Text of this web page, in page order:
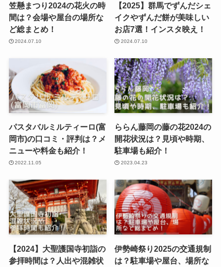
笠懸まつり2024の花火の時
間は？会場や屋台の場所な
ど総まとめ！
2024.07.10
【2025】群馬でずんだシェ
イクやずんだ餅が美味しい
お店7選！インスタ映え！
2024.07.10
パスタバルミルティーロ(富
岡市)の口コミ・評判は？メ
ニューや料金も紹介！
2022.11.05
ららん藤岡の藤の花2024の
開花状況は？見頃や時期、
駐車場も紹介！
2023.04.23
【2024】大聖護国寺初詣の
参拝時間は？人出や混雑状
伊勢崎祭り2025の交通規制
は？駐車場や屋台、場所な